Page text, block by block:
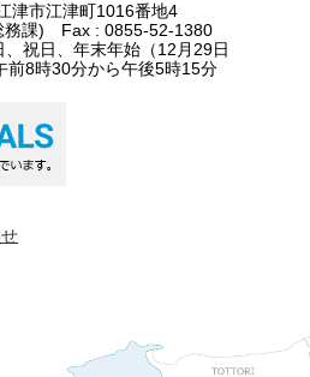
市江津町1016番地4
務課) Fax : 0855-52-1380
祝日、年末年始（12月29日
前8時30分から午後5時15分